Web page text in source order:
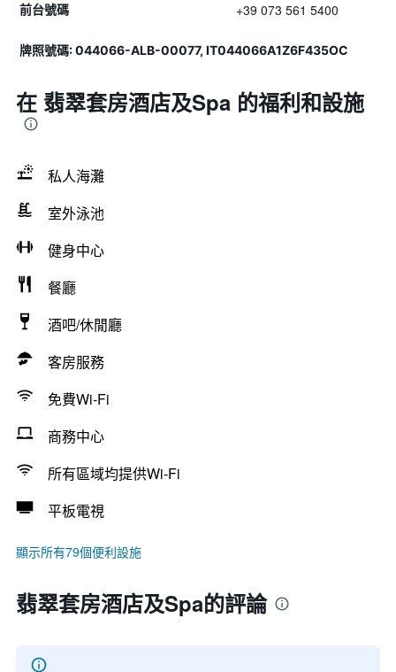
前台號碼 +39 073 561 5400
牌照號碼: 044066-ALB-00077, IT044066A1Z6F435OC
在 翡翠套房酒店及Spa 的福利和設施
私人海灘
室外泳池
健身中心
餐廳
酒吧/休閒廳
客房服務
免費Wi-Fi
商務中心
所有區域均提供Wi-Fi
平板電視
顯示所有79個便利設施
翡翠套房酒店及Spa的評論